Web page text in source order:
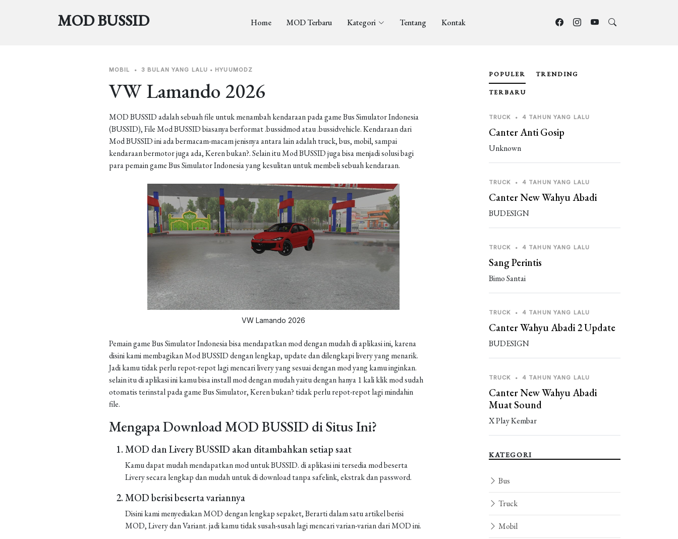
MOD BUSSID Home MOD Terbaru Kategori Tentang Kontak
MOBIL • 3 BULAN YANG LALU • HYUUMODZ
VW Lamando 2026
MOD BUSSID adalah sebuah file untuk menambah kendaraan pada game Bus Simulator Indonesia
(BUSSID), File Mod BUSSID biasanya berformat .bussidmod atau .bussidvehicle. Kendaraan dari
Mod BUSSID ini ada bermacam-macam jenisnya antara lain adalah truck, bus, mobil, sampai
kendaraan bermotor juga ada, Keren bukan?. Selain itu Mod BUSSID juga bisa menjadi solusi bagi
para pemain game Bus Simulator Indonesia yang kesulitan untuk membeli sebuah kendaraan.
VW Lamando 2026
Pemain game Bus Simulator Indonesia bisa mendapatkan mod dengan mudah di aplikasi ini, karena
disini kami membagikan Mod BUSSID dengan lengkap, update dan dilengkapi livery yang menarik.
Jadi kamu tidak perlu repot-repot lagi mencari livery yang sesuai dengan mod yang kamu inginkan.
selain itu di aplikasi ini kamu bisa install mod dengan mudah yaitu dengan hanya 1 kali klik mod sudah
otomatis terinstal pada game Bus Simulator, Keren bukan? tidak perlu repot-repot lagi mindahin
file.
Mengapa Download MOD BUSSID di Situs Ini?
MOD dan Livery BUSSID akan ditambahkan setiap saat
Kamu dapat mudah mendapatkan mod untuk BUSSID. di aplikasi ini tersedia mod beserta
Livery secara lengkap dan mudah untuk di download tanpa safelink, ekstrak dan password.
MOD berisi beserta variannya
Disini kami menyediakan MOD dengan lengkap sepaket, Berarti dalam satu artikel berisi
MOD, Livery dan Variant. jadi kamu tidak susah-susah lagi mencari varian-varian dari MOD ini.
POPULER TRENDING
TERBARU
TRUCK • 4 TAHUN YANG LALU
Canter Anti Gosip
Unknown
TRUCK • 4 TAHUN YANG LALU
Canter New Wahyu Abadi
BUDESIGN
TRUCK • 4 TAHUN YANG LALU
Sang Perintis
Bimo Santai
TRUCK • 4 TAHUN YANG LALU
Canter Wahyu Abadi 2 Update
BUDESIGN
TRUCK • 4 TAHUN YANG LALU
Canter New Wahyu Abadi
Muat Sound
X Play Kembar
KATEGORI
Bus
Truck
Mobil